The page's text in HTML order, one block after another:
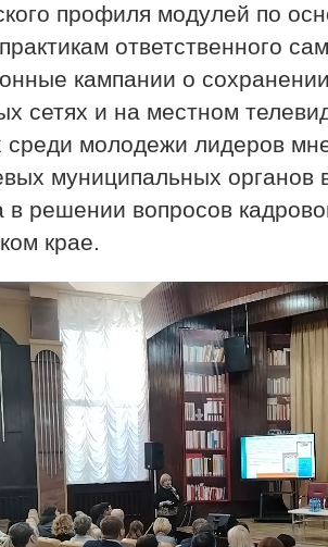
профиля модулей по
ответственного
кампании о
сетях и на местном
среди молодежи лидеров
муниципальных органов
в решении вопросов
крае.